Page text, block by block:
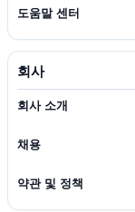
도움말 센터
회사
회사 소개
채용
약관 및 정책